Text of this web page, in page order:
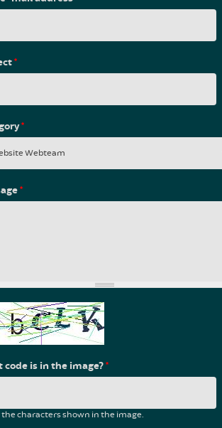
*
*
*
code is in the image?*
characters shown in the image.